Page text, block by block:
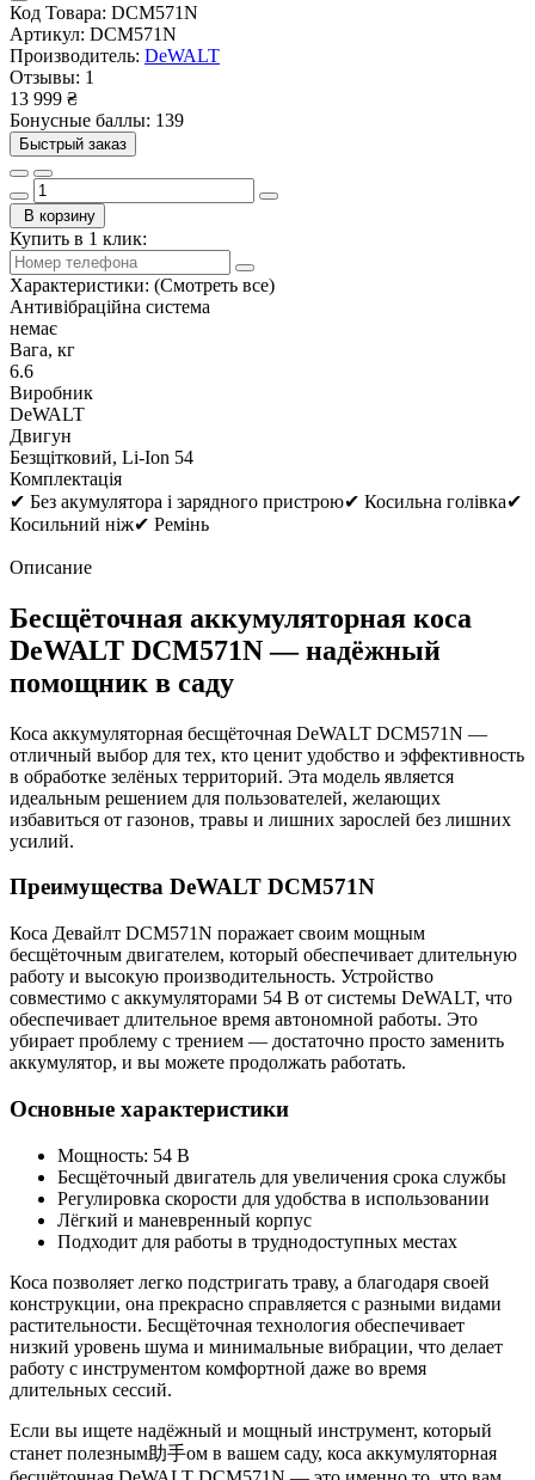
Код Товара: DCM571N
Артикул: DCM571N
Производитель: DeWALT
Отзывы: 1
13 999 ₴
Бонусные баллы: 139
Быстрый заказ
В корзину
Купить в 1 клик:
Характеристики: (Смотреть все)
Антивібраційна система
немає
Вага, кг
6.6
Виробник
DeWALT
Двигун
Безщітковий, Li-Ion 54
Комплектація
✔ Без акумулятора і зарядного пристрою✔ Косильна голівка✔
Косильний ніж✔ Ремінь
Описание
Бесщёточная аккумуляторная коса
DeWALT DCM571N — надёжный
помощник в саду
Коса аккумуляторная бесщёточная DeWALT DCM571N —
отличный выбор для тех, кто ценит удобство и эффективность
в обработке зелёных территорий. Эта модель является
идеальным решением для пользователей, желающих
избавиться от газонов, травы и лишних зарослей без лишних
усилий.
Преимущества DeWALT DCM571N
Коса Девайлт DCM571N поражает своим мощным
бесщёточным двигателем, который обеспечивает длительную
работу и высокую производительность. Устройство
совместимо с аккумуляторами 54 В от системы DeWALT, что
обеспечивает длительное время автономной работы. Это
убирает проблему с трением — достаточно просто заменить
аккумулятор, и вы можете продолжать работать.
Основные характеристики
Мощность: 54 В
Бесщёточный двигатель для увеличения срока службы
Регулировка скорости для удобства в использовании
Лёгкий и маневренный корпус
Подходит для работы в труднодоступных местах
Коса позволяет легко подстригать траву, а благодаря своей
конструкции, она прекрасно справляется с разными видами
растительности. Бесщёточная технология обеспечивает
низкий уровень шума и минимальные вибрации, что делает
работу с инструментом комфортной даже во время
длительных сессий.
Если вы ищете надёжный и мощный инструмент, который
станет полезным助手ом в вашем саду, коса аккумуляторная